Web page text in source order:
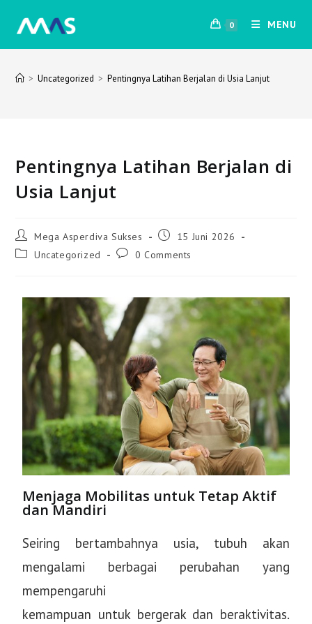
0 MENU
> Uncategorized > Pentingnya Latihan Berjalan di Usia Lanjut
Pentingnya Latihan Berjalan di
Usia Lanjut
Mega Asperdiva Sukses
15 Juni 2026
Uncategorized
0 Comments
Menjaga Mobilitas untuk Tetap Aktif
dan Mandiri
Seiring bertambahnya usia, tubuh akan
mengalami berbagai perubahan yang
mempengaruhi
kemampuan untuk bergerak dan beraktivitas.